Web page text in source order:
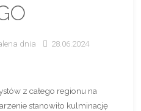
dnia
28.06.2024
z całego regionu na
stanowiło kulminację